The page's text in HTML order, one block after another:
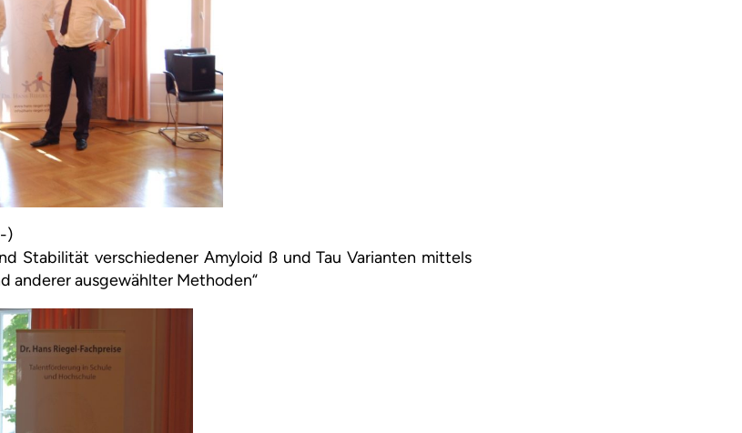
)
Stabilität verschiedener Amyloid ß und Tau Varianten mittels
anderer ausgewählter Methoden“